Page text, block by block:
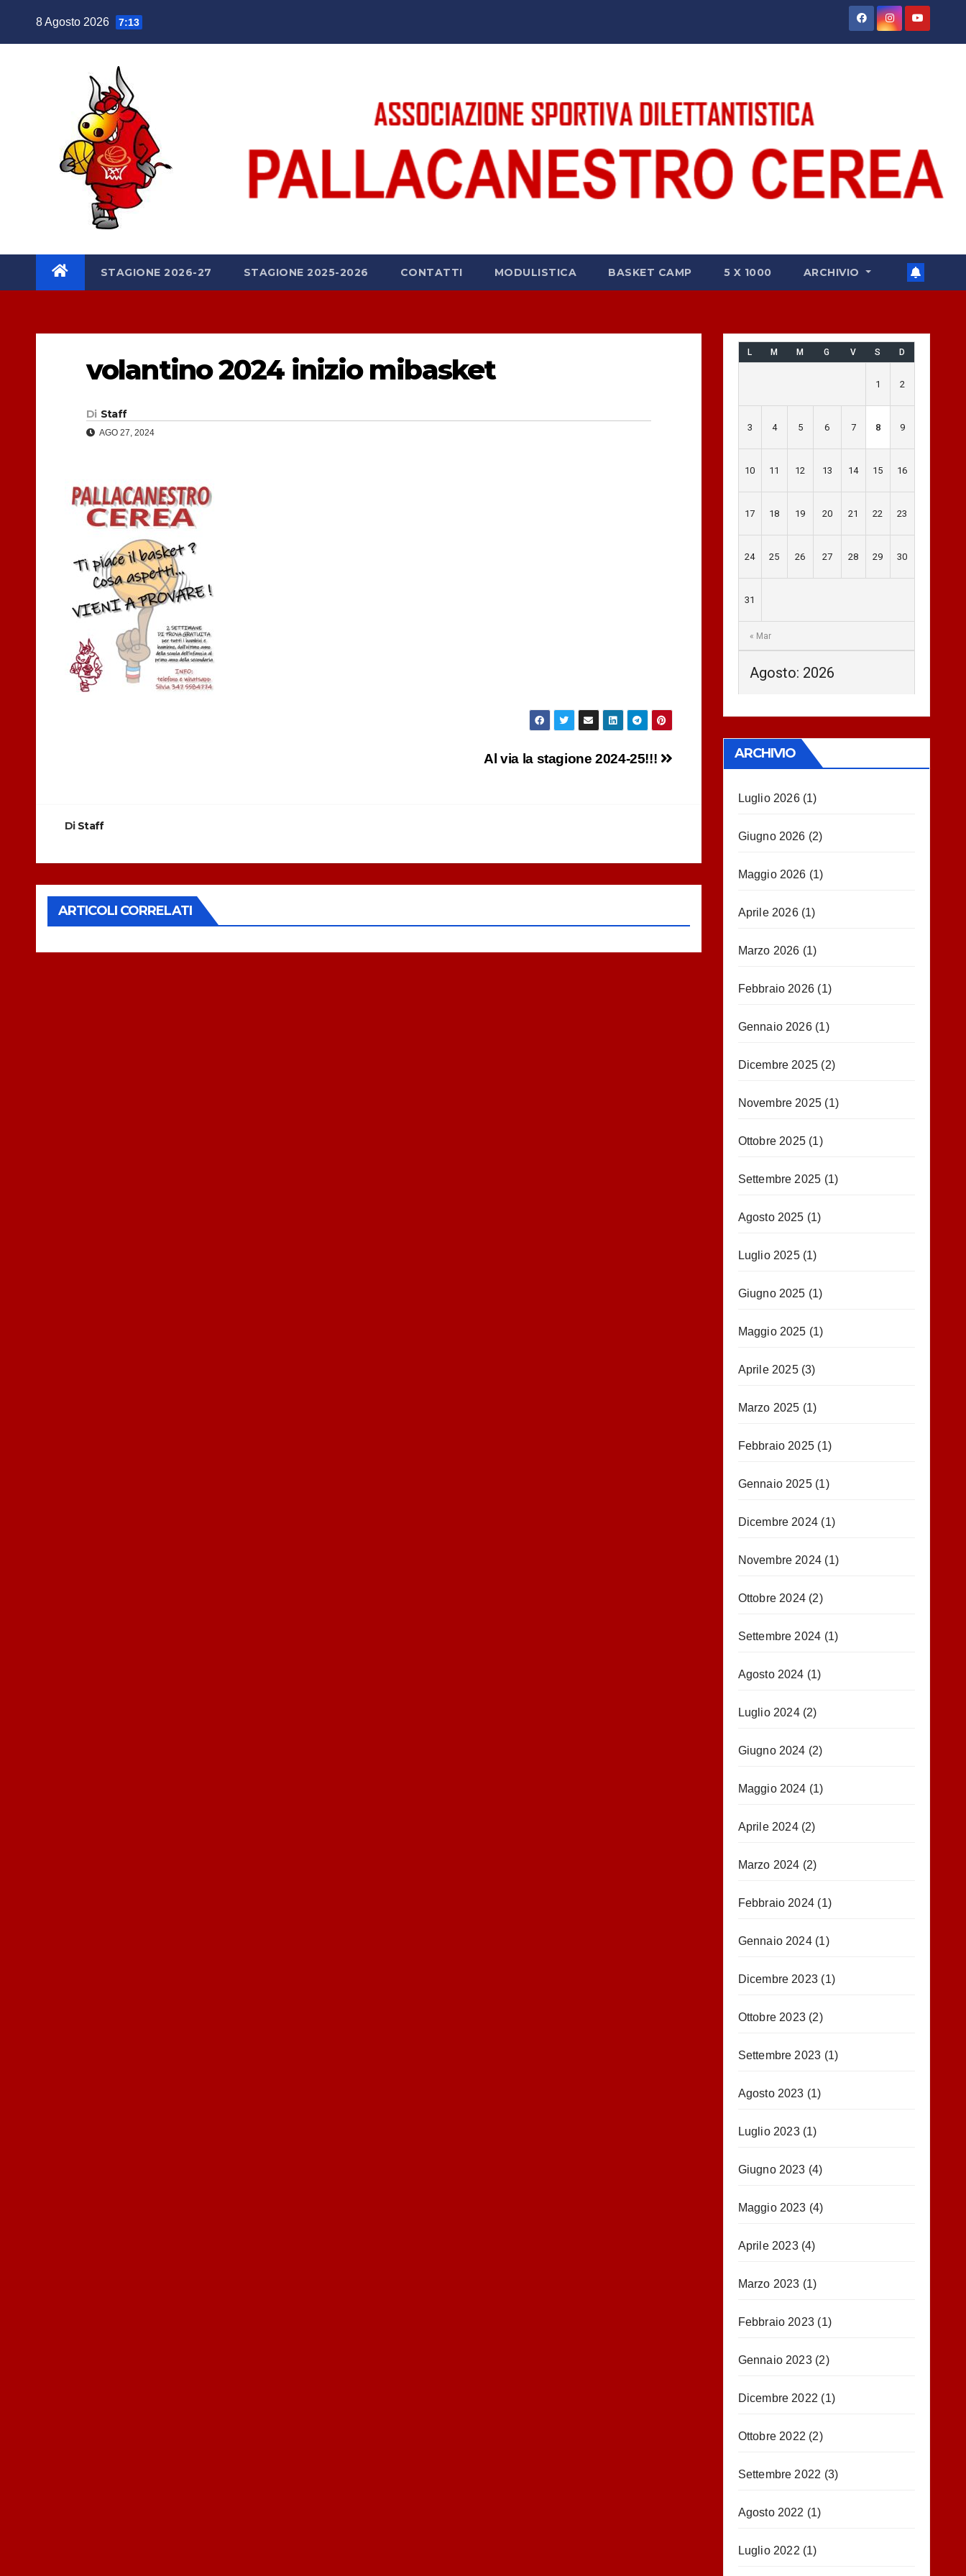
8 Agosto 2026 7:13
STAGIONE 2026-27 STAGIONE 2025-2026 CONTATTI MODULISTICA BASKET CAMP 5 X 1000 ARCHIVIO
volantino 2024 inizio mibasket
Di Staff
AGO 27, 2024
Al via la stagione 2024-25!!!
Di Staff
ARTICOLI CORRELATI
Agosto: 2026
L M M G V S D
« Mar
1 2
3 4 5 6 7 8 9
10 11 12 13 14 15 16
17 18 19 20 21 22 23
24 25 26 27 28 29 30
31
ARCHIVIO
Luglio 2026(1)
Giugno 2026 (2)
Maggio 2026 (1)
Aprile 2026(1)
Marzo 2026 (1)
Febbraio 2026 (1)
Gennaio 2026(1)
Dicembre 2025 (2)
Novembre 2025 (1)
Ottobre 2025(1)
Settembre 2025 (1)
Agosto 2025 (1)
Luglio 2025(1)
Giugno 2025 (1)
Maggio 2025 (1)
Aprile 2025(3)
Marzo 2025 (1)
Febbraio 2025 (1)
Gennaio 2025(1)
Dicembre 2024 (1)
Novembre 2024 (1)
Ottobre 2024(2)
Settembre 2024 (1)
Agosto 2024 (1)
Luglio 2024(2)
Giugno 2024 (2)
Maggio 2024 (1)
Aprile 2024(2)
Marzo 2024 (2)
Febbraio 2024 (1)
Gennaio 2024(1)
Dicembre 2023 (1)
Ottobre 2023(2)
Settembre 2023 (1)
Agosto 2023 (1)
Luglio 2023(1)
Giugno 2023 (4)
Maggio 2023 (4)
Aprile 2023(4)
Marzo 2023 (1)
Febbraio 2023 (1)
Gennaio 2023(2)
Dicembre 2022 (1)
Ottobre 2022 (2)
Settembre 2022 (3)
Agosto 2022 (1)
Luglio 2022 (1)